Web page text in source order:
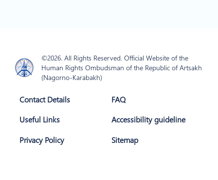
©2026. All Rights Reserved. Official Website of the
Human Rights Ombudsman of the Republic of Artsakh
(Nagorno-Karabakh)
Contact Details
FAQ
Useful Links
Accessibility guideline
Privacy Policy
Sitemap